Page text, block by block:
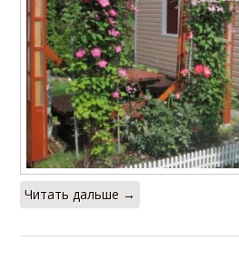
Читать дальше →